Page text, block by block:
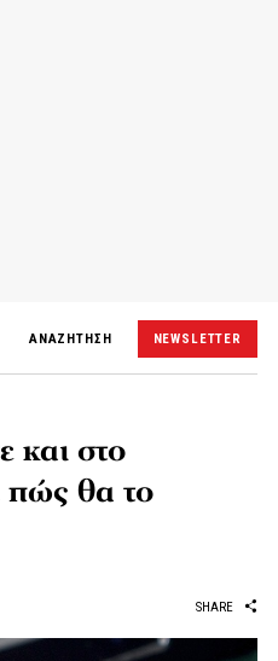
ΑΝΑΖΗΤΗΣΗ NEWSLETTER
και στο
πώς θα το
SHARE